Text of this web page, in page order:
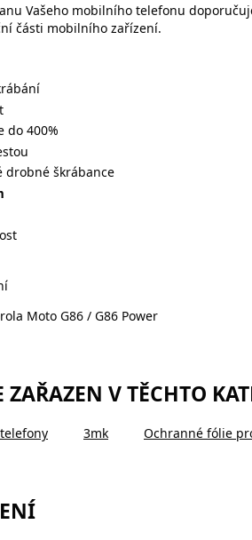
Vašeho mobilního telefonu
části mobilního zařízení.
do 400%
drobné škrábance
Moto G86 / G86 Power
ZAŘAZEN V TĚCHTO
3mk Ochranné fólie